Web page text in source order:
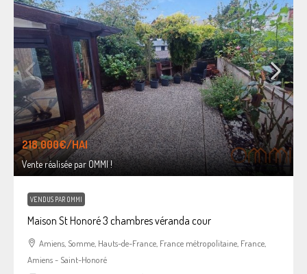
218.000€/HAI
Vente réalisée par OMMI !
VENDUS PAR OMMI
Maison St Honoré 3 chambres véranda cour
Amiens, Somme, Hauts-de-France, France métropolitaine, France,
Amiens - Saint-Honoré